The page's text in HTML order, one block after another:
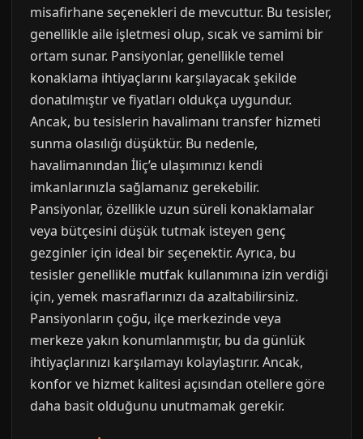
misafirhane seçenekleri de mevcuttur. Bu tesisler,
genellikle aile işletmesi olup, sıcak ve samimi bir
ortam sunar. Pansiyonlar, genellikle temel
konaklama ihtiyaçlarını karşılayacak şekilde
donatılmıştır ve fiyatları oldukça uygundur.
Ancak, bu tesislerin havalimanı transfer hizmeti
sunma olasılığı düşüktür. Bu nedenle,
havalimanından İliç’e ulaşımınızı kendi
imkanlarınızla sağlamanız gerekebilir.
Pansiyonlar, özellikle uzun süreli konaklamalar
veya bütçesini düşük tutmak isteyen genç
gezginler için ideal bir seçenektir. Ayrıca, bu
tesisler genellikle mutfak kullanımına izin verdiği
için, yemek masraflarınızı da azaltabilirsiniz.
Pansiyonların çoğu, ilçe merkezinde veya
merkeze yakın konumlanmıştır, bu da günlük
ihtiyaçlarınızı karşılamayı kolaylaştırır. Ancak,
konfor ve hizmet kalitesi açısından otellere göre
daha basit olduğunu unutmamak gerekir.